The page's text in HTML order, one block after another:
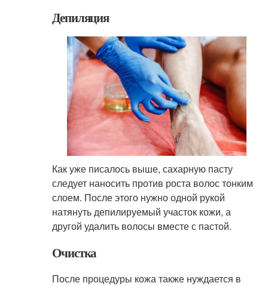
Депиляция
Как уже писалось выше, сахарную пасту
следует наносить против роста волос тонким
слоем. После этого нужно одной рукой
натянуть депилируемый участок кожи, а
другой удалить волосы вместе с пастой.
Очистка
После процедуры кожа также нуждается в